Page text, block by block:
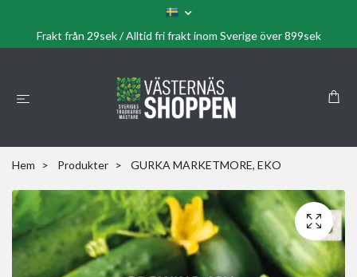
Frakt från 29sek / Alltid fri frakt inom Sverige över 899sek
Hem Produkter GURKA MARKETMORE, EKO